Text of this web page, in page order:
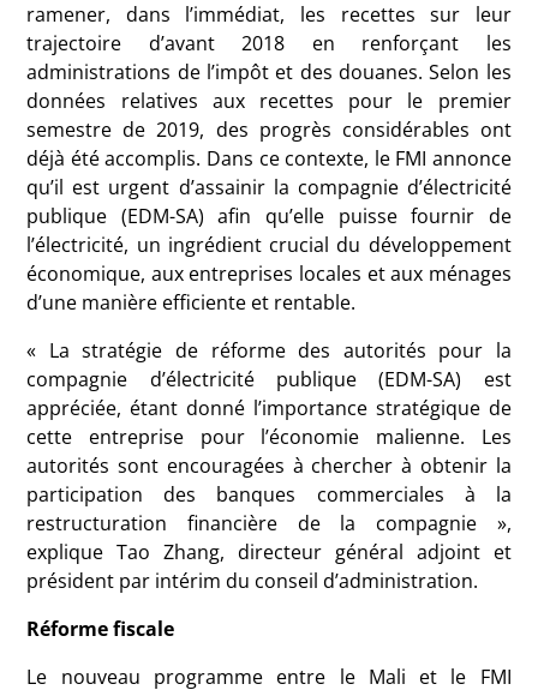
ramener, dans l’immédiat, les recettes sur leur
trajectoire d’avant 2018 en renforçant les
administrations de l’impôt et des douanes. Selon les
données relatives aux recettes pour le premier
semestre de 2019, des progrès considérables ont
déjà été accomplis. Dans ce contexte, le FMI annonce
qu’il est urgent d’assainir la compagnie d’électricité
publique (EDM-SA) afin qu’elle puisse fournir de
l’électricité, un ingrédient crucial du développement
économique, aux entreprises locales et aux ménages
d’une manière efficiente et rentable.
« La stratégie de réforme des autorités pour la
compagnie d’électricité publique (EDM-SA) est
appréciée, étant donné l’importance stratégique de
cette entreprise pour l’économie malienne. Les
autorités sont encouragées à chercher à obtenir la
participation des banques commerciales à la
restructuration financière de la compagnie »,
explique Tao Zhang, directeur général adjoint et
président par intérim du conseil d’administration.
Réforme fiscale
Le nouveau programme entre le Mali et le FMI